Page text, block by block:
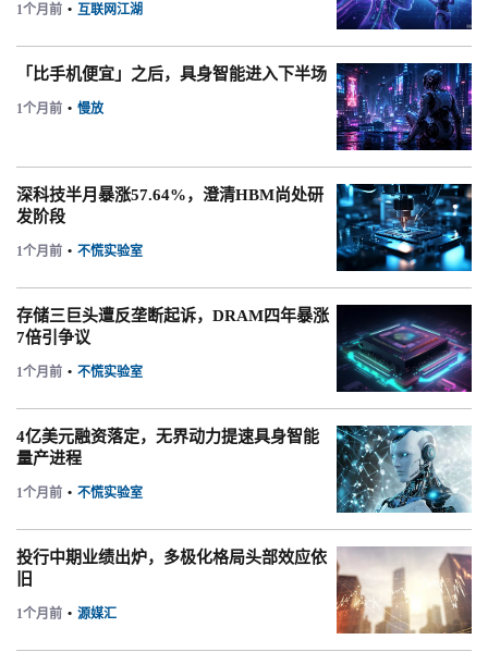
1个月前 • 互联网江湖
「比手机便宜」之后，具身智能进入下半场
1个月前 • 慢放
深科技半月暴涨57.64%，澄清HBM尚处研
发阶段
1个月前 • 不慌实验室
存储三巨头遭反垄断起诉，DRAM四年暴涨
7倍引争议
1个月前 • 不慌实验室
4亿美元融资落定，无界动力提速具身智能
量产进程
1个月前 • 不慌实验室
投行中期业绩出炉，多极化格局头部效应依
旧
1个月前 • 源媒汇